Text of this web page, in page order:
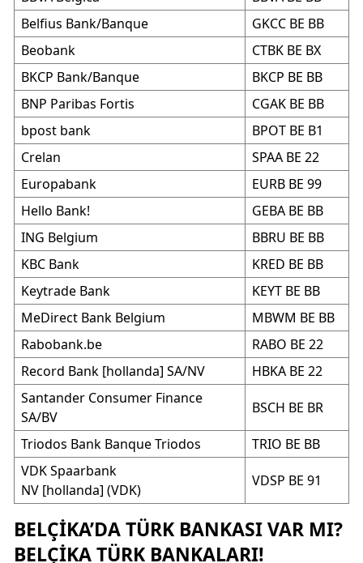
Belfius Bank/Banque
GKCC BE BB
Beobank
CTBK BE BX
BKCP Bank/Banque
BKCP BE BB
BNP Paribas Fortis
CGAK BE BB
bpost bank
BPOT BE B1
Crelan
SPAA BE 22
Europabank
EURB BE 99
Hello Bank!
GEBA BE BB
ING Belgium
BBRU BE BB
KBC Bank
KRED BE BB
Keytrade Bank
KEYT BE BB
MeDirect Bank Belgium
MBWM BE BB
Rabobank.be
RABO BE 22
Record Bank [hollanda] SA/NV
HBKA BE 22
Santander Consumer Finance
SA/BV
BSCH BE BR
Triodos Bank Banque Triodos
TRIO BE BB
VDK Spaarbank
NV [hollanda] (VDK)
VDSP BE 91
BELÇIKA’DA TÜRK BANKASI VAR MI?
BELÇIKA TÜRK BANKALARI!